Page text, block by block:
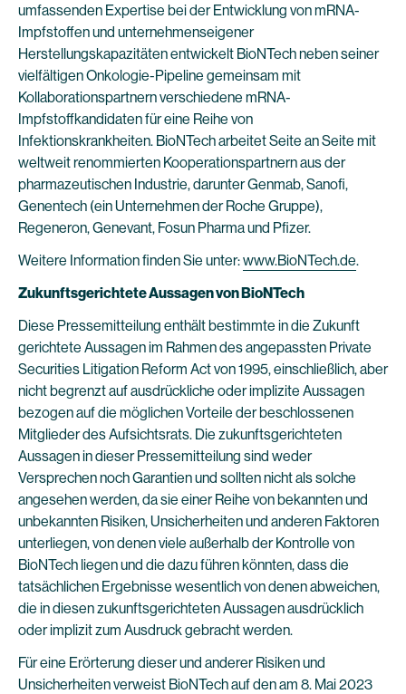
umfassenden Expertise bei der Entwicklung von mRNA-
Impfstoffen und unternehmenseigener
Herstellungskapazitäten entwickelt BioNTech neben seiner
vielfältigen Onkologie-Pipeline gemeinsam mit
Kollaborationspartnern verschiedene mRNA-
Impfstoffkandidaten für eine Reihe von
Infektionskrankheiten. BioNTech arbeitet Seite an Seite mit
weltweit renommierten Kooperationspartnern aus der
pharmazeutischen Industrie, darunter Genmab, Sanofi,
Genentech (ein Unternehmen der Roche Gruppe),
Regeneron, Genevant, Fosun Pharma und Pfizer.
Weitere Information finden Sie unter:www.BioNTech.de.
Zukunftsgerichtete Aussagen von BioNTech
Diese Pressemitteilung enthält bestimmte in die Zukunft
gerichtete Aussagen im Rahmen des angepassten Private
Securities Litigation Reform Act von 1995, einschließlich, aber
nicht begrenzt auf ausdrückliche oder implizite Aussagen
bezogen auf die möglichen Vorteile der beschlossenen
Mitglieder des Aufsichtsrats. Die zukunftsgerichteten
Aussagen in dieser Pressemitteilung sind weder
Versprechen noch Garantien und sollten nicht als solche
angesehen werden, da sie einer Reihe von bekannten und
unbekannten Risiken, Unsicherheiten und anderen Faktoren
unterliegen, von denen viele außerhalb der Kontrolle von
BioNTech liegen und die dazu führen könnten, dass die
tatsächlichen Ergebnisse wesentlich von denen abweichen,
die in diesen zukunftsgerichteten Aussagen ausdrücklich
oder implizit zum Ausdruck gebracht werden.
Für eine Erörterung dieser und anderer Risiken und
Unsicherheiten verweist BioNTech auf den am 8. Mai 2023